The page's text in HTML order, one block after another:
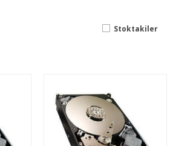
Stoktakiler